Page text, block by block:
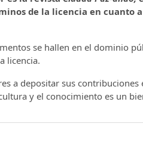
de la licencia en cuanto
se hallen en el dominio
licencia.
a depositar sus
y el conocimiento es un